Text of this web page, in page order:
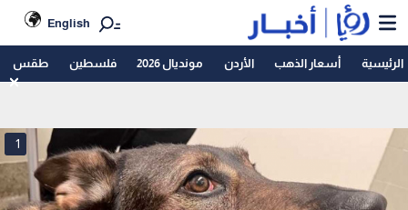
English
الرئيسية أسعار الذهب الأردن مونديال 2026 فلسطين طقس
1